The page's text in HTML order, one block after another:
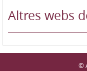
Altres webs
©